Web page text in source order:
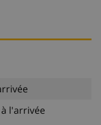
la Costa Blanca
5 kilomètres de la
de la villa)
de la villa)
l'arrivée